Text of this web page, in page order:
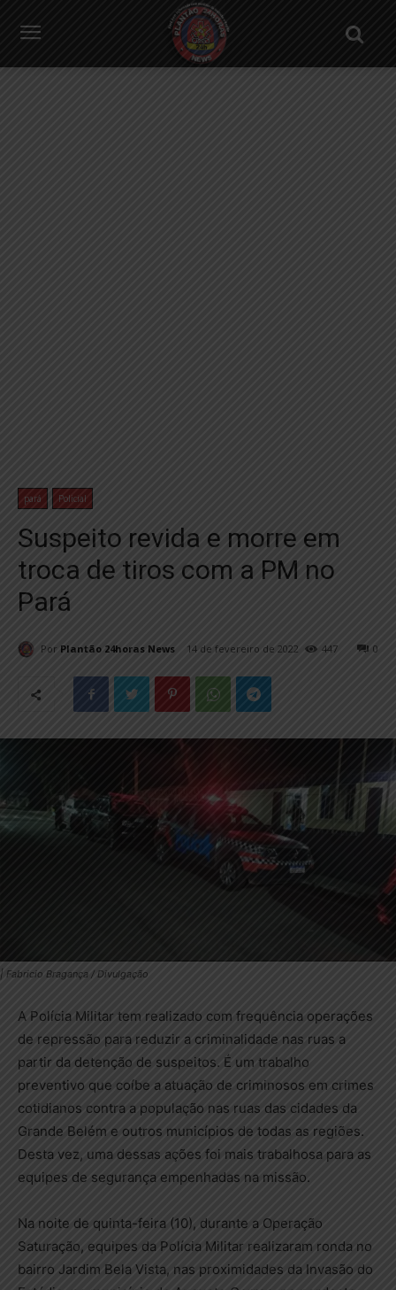
pará Policial
Suspeito revida e morre em
troca de tiros com a PM no
Pará
Por Plantão 24horas News 14 de fevereiro de 2022 0
447
| Fabricio Bragança / Divulgação
A Polícia Militar tem realizado com frequência operações
de repressão para reduzir a criminalidade nas ruas a
partir da detenção de suspeitos. É um trabalho
preventivo que coíbe a atuação de criminosos em crimes
cotidianos contra a população nas ruas das cidades da
Grande Belém e outros municípios de todas as regiões.
Desta vez, uma dessas ações foi mais trabalhosa para as
equipes de segurança empenhadas na missão.
Na noite de quinta-feira (10), durante a Operação
Saturação, equipes da Polícia Militar realizaram ronda no
bairro Jardim Bela Vista, nas proximidades da Invasão do